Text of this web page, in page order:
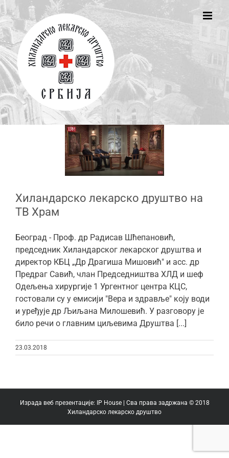
Skip
to
content
Хиландарско лекарско друштво на
ТВ Храм
Београд - Проф. др Радисав Шћепановић,
председник Хиландарског лекарског друштва и
директор КБЦ „Др Драгиша Мишовић" и асс. др
Предраг Савић, члан Председништва ХЛД и шеф
Одељења хирургије 1 Ургентног центра КЦС,
гостовали су у емисији "Вера и здравље" коју води
и уређује др Љиљана Милошевић. У разговору је
било речи о главним циљевима Друштва [...]
23.03.2018
Израда веб презентације: IP House| Сва права задржана © 2018
Хиландарско лекарско друштво